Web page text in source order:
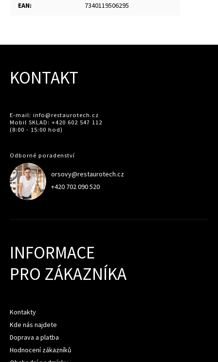
EAN: 7340119506295
KONTAKT
E-mail: info@restaurotech.cz
Mobil SKLAD: +420 602 547 112
(8:00 - 15:00 hod)
Odborné poradenství
orsovy@restaurotech.cz
+420 702 090 520
INFORMACE
PRO ZÁKAZNÍKA
Kontakty
Kde nás najdete
Doprava a platba
Hodnocení zákazníků